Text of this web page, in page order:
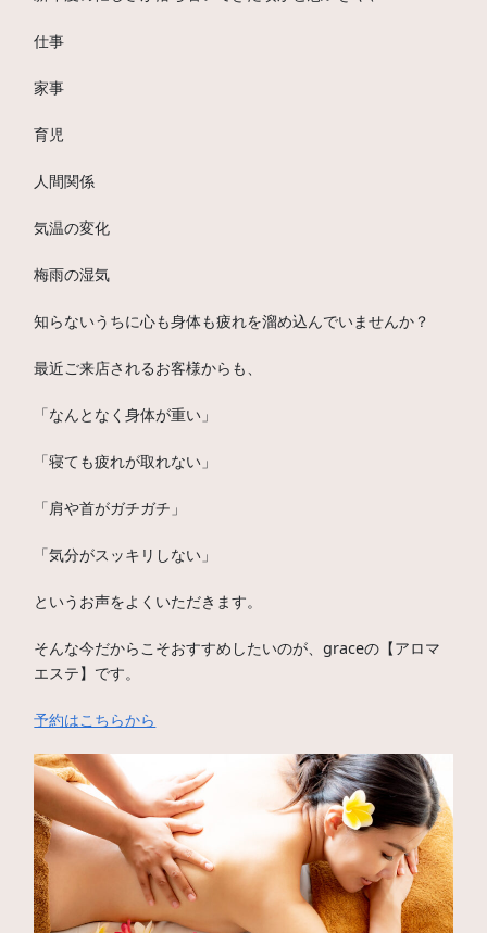
仕事
家事
育児
人間関係
気温の変化
梅雨の湿気
知らないうちに心も身体も疲れを溜め込んでいませんか？
最近ご来店されるお客様からも、
「なんとなく身体が重い」
「寝ても疲れが取れない」
「肩や首がガチガチ」
「気分がスッキリしない」
というお声をよくいただきます。
そんな今だからこそおすすめしたいのが、graceの【アロマ
エステ】です。
予約はこちらから